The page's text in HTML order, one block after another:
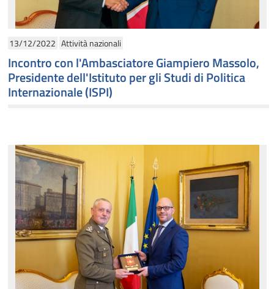
13/12/2022 Attività nazionali
Incontro con l'Ambasciatore Giampiero Massolo,
Presidente dell'Istituto per gli Studi di Politica
Internazionale (ISPI)